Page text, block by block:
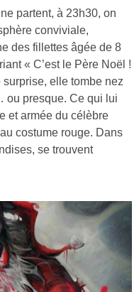
partent, à 23h30, on
conviviale,
des fillettes âgée de 8
« C’est le Père Noël !
surprise, elle tombe nez
ou presque. Ce qui lui
et armée du célèbre
costume rouge. Dans
se trouvent